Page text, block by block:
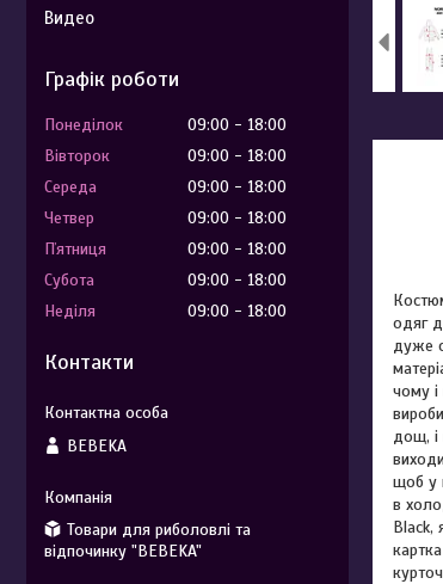
одяг
дуже
чому і
дощ, і
щоб у
в
Black,
Видео
Графік роботи
Понеділок 09:00
18:00
Вівторок
09:00
18:00
Середа
09:00
18:00
Четвер
09:00
18:00
Пʼятниця
09:00
18:00
Субота
09:00
18:00
Неділя
09:00 18:00
Контакти
BEBEKA
Товари для риболовлі та
відпочинку "BEBEKA"